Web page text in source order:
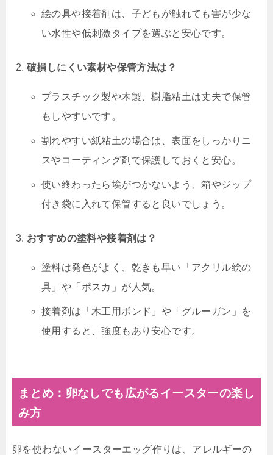
絵の具や接着剤は、子どもが触れても害が少な
い水性や低刺激タイプを選ぶと安心です。
破損しにくい素材や保管方法は？
プラスチック製や木製、樹脂粘土は丈夫で保管
もしやすいです。
割れやすい紙粘土の場合は、表面をしっかりニ
スやコーティング剤で保護しておくと安心。
使い終わったら埃がつかないよう、箱やジップ
付き袋に入れて保管すると良いでしょう。
おすすめの塗料や接着剤は？
塗料は発色がよく、乾きも早い「アクリル絵の
具」や「ポスカ」が人気。
接着剤は「木工用ボンド」や「グルーガン」を
使用すると、強度もあり安心です。
まとめ：卵なしでも広がるイースターの楽し
み方
卵を使わないイースターエッグ作りは、アレルギーの